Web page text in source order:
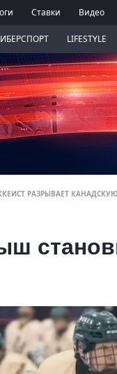
Ставки Видео
LIFESTYLE
РАЗРЫВАЕТ